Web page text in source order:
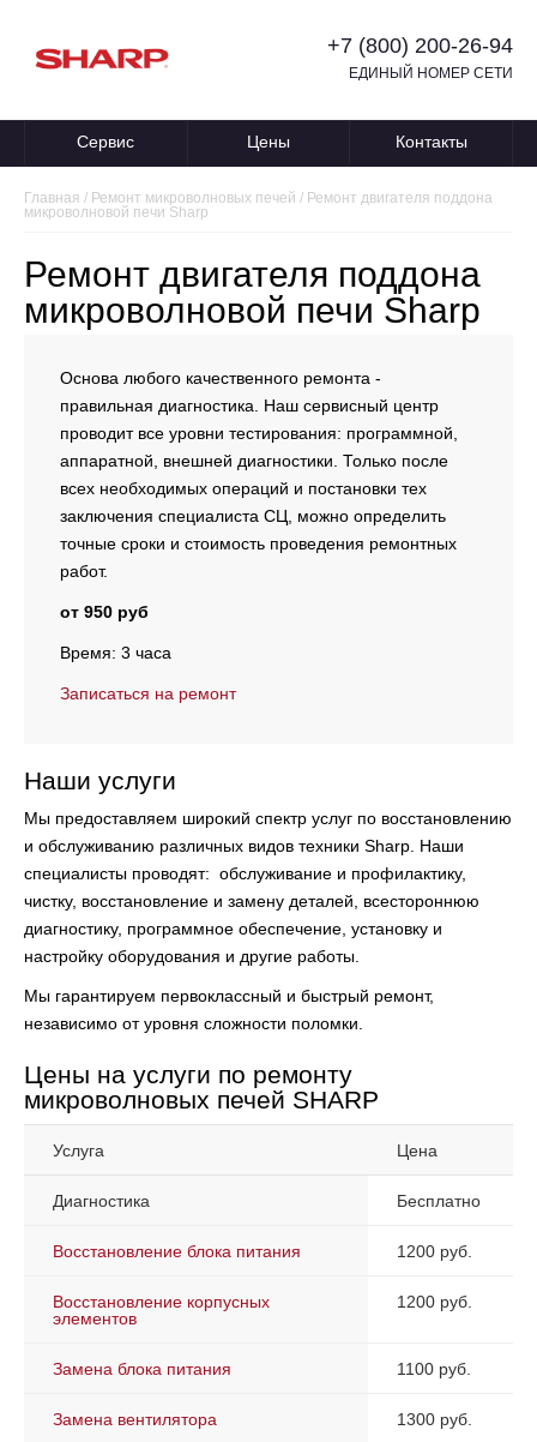
+7 (800) 200-26-94
ЕДИНЫЙ НОМЕР СЕТИ
Сервис Цены Контакты
Главная / Ремонт микроволновых печей / Ремонт двигателя поддона
микроволновой печи Sharp
Ремонт двигателя поддона
микроволновой печи Sharp
Основа любого качественного ремонта -
правильная диагностика. Наш сервисный центр
проводит все уровни тестирования: программной,
аппаратной, внешней диагностики. Только после
всех необходимых операций и постановки тех
заключения специалиста СЦ, можно определить
точные сроки и стоимость проведения ремонтных
работ.
от 950 руб
Время: 3 часа
Записаться на ремонт
Наши услуги
Мы предоставляем широкий спектр услуг по восстановлению
и обслуживанию различных видов техники Sharp. Наши
специалисты проводят: обслуживание и профилактику,
чистку, восстановление и замену деталей, всестороннюю
диагностику, программное обеспечение, установку и
настройку оборудования и другие работы.
Мы гарантируем первоклассный и быстрый ремонт,
независимо от уровня сложности поломки.
Цены на услуги по ремонту
микроволновых печей SHARP
Услуга Цена
Диагностика Бесплатно
Восстановление блока питания 1200 руб.
Восстановление корпусных
элементов
1200 руб.
Замена блока питания 1100 руб.
Замена вентилятора 1300 руб.